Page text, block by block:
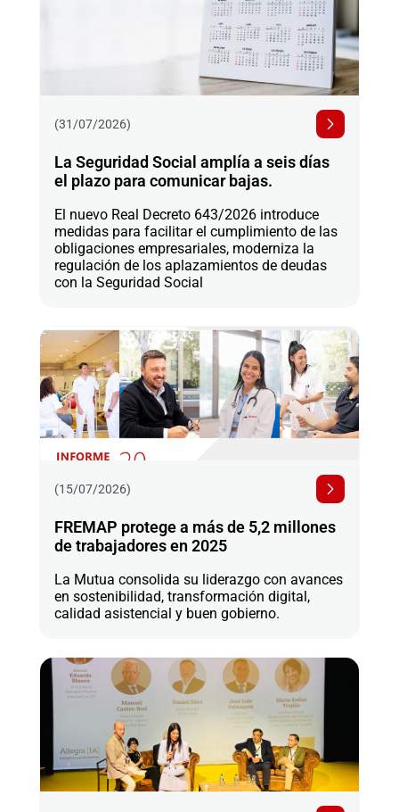
(31/07/2026)
La Seguridad Social amplía a seis días
el plazo para comunicar bajas.
El nuevo Real Decreto 643/2026 introduce
medidas para facilitar el cumplimiento de las
obligaciones empresariales, moderniza la
regulación de los aplazamientos de deudas
con la Seguridad Social
(15/07/2026)
FREMAP protege a más de 5,2 millones
de trabajadores en 2025
La Mutua consolida su liderazgo con avances
en sostenibilidad, transformación digital,
calidad asistencial y buen gobierno.